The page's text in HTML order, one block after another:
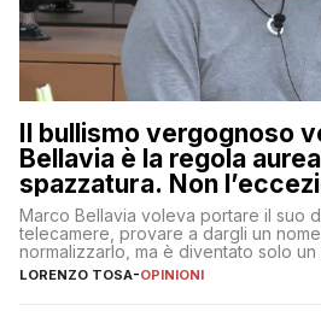
Il bullismo vergognoso
Bellavia è la regola
spazzatura. Non
Marco Bellavia voleva portare il suo
telecamere, provare a dargli un
normalizzarlo, ma è diventato solo
copione
LORENZO TOSA-OPINIONI